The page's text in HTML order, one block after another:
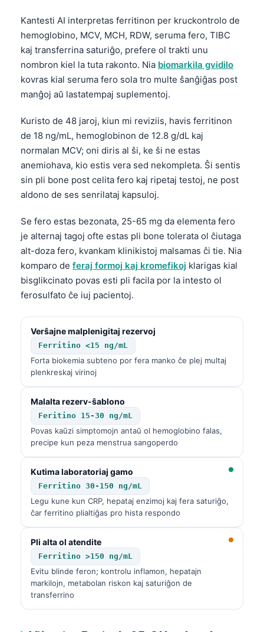
Kantesti AI interpretas ferritinon per kruckontrolo de
hemoglobino, MCV, MCH, RDW, seruma fero, TIBC
kaj transferrina saturiĝo, prefere ol trakti unu
nombron kiel la tuta rakonto. Nia biomarkila gvidilo
kovras kial seruma fero sola tro multe ŝanĝiĝas post
manĝoj aŭ lastatempaj suplementoj.
Kuristo de 48 jaroj, kiun mi reviziis, havis ferritinon
de 18 ng/mL, hemoglobinon de 12.8 g/dL kaj
normalan MCV; oni diris al ŝi, ke ŝi ne estas
anemiohava, kio estis vera sed nekompleta. Ŝi sentis
sin pli bone post celita fero kaj ripetaj testoj, ne post
aldono de ses senrilataj kapsuloj.
Se fero estas bezonata, 25-65 mg da elementa fero
je alternaj tagoj ofte estas pli bone tolerata ol ĉiutaga
alt-doza fero, kvankam klinikistoj malsamas ĉi tie. Nia
komparo de feraj formoj kaj kromefikoj klarigas kial
bisglikcinato povas esti pli facila por la intesto ol
ferosulfato ĉe iuj pacientoj.
Verŝajne malplenigitaj rezervoj
Ferritino <15 ng/mL
Forta biokemia subteno por fera manko ĉe plej multaj
plenkreskaj virinoj
Malalta rezerv-ŝablono
Feritino 15-30 ng/mL
Povas kaŭzi simptomojn antaŭ ol hemoglobino falas,
precipe kun peza menstrua sangoperdo
Kutima laboratoriaj gamo
Ferritino 30-150 ng/mL
Legu kune kun CRP, hepataj enzimoj kaj fera saturiĝo,
ĉar ferritino plialtiĝas pro hista respondo
Pli alta ol atendite
Ferritino >150 ng/mL
Evitu blinde feron; kontrolu inflamon, hepatajn
markilojn, metabolan riskon kaj saturiĝon de
transferrino